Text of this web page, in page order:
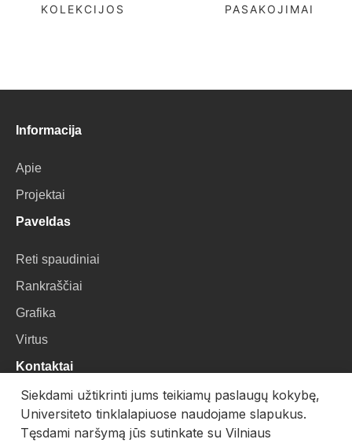
KOLEKCIJOS PASAKOJIMAI
Informacija
Apie
Projektai
Paveldas
Reti spaudiniai
Rankraščiai
Grafika
Virtus
Kontaktai
VU Biblioteka
Universiteto g. 3, LT-01122, Vilnius
Siekdami užtikrinti jums teikiamų paslaugų kokybę,
Universiteto tinklalapiuose naudojame slapukus.
Tęsdami naršymą jūs sutinkate su Vilniaus